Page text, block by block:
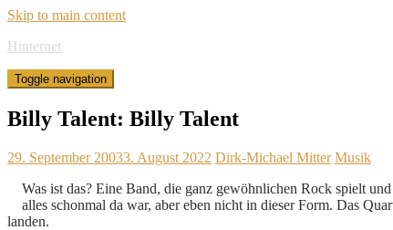
Skip to main content
Hinternet
Toggle navigation
Billy Talent: Billy Talent
29. September 20033. August 2022 Dirk-Michael Mitter Musik
Was ist das? Eine Band, die ganz gewöhnlichen Rock spielt
alles schonmal da war, aber eben nicht in dieser Form. Das
landen.